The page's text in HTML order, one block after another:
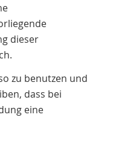
dieser
zu benutzen und
dass bei
eine